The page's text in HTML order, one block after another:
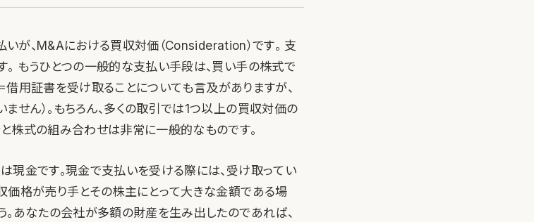
が、M&Aにおける買収対価（Consideration）です。 支
もうひとつの一般的な支払い手段は、買い手の株式で
用証書を受け取ることについても言及がありますが、
せん）。もちろん、多くの取引では1つ以上の買収対価の
株式の組み合わせは非常に一般的なものです。
現金です。現金で支払いを受ける際には、受け取ってい
価格が売り手とその株主にとって大きな金額である場
。あなたの会社が多額の財産を生み出したのであれば、